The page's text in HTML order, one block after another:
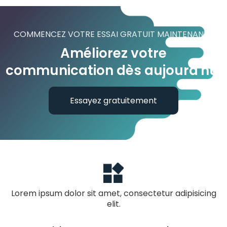
COMMENCEZ VOTRE ESSAI GRATUIT MAINTENANT !
Améliorez votre
communication dès aujourd'hui
Essayez gratuitement
Lorem ipsum dolor sit amet, consectetur adipisicing
elit.